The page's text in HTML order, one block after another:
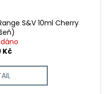
S&V 10ml Cherry
Kč